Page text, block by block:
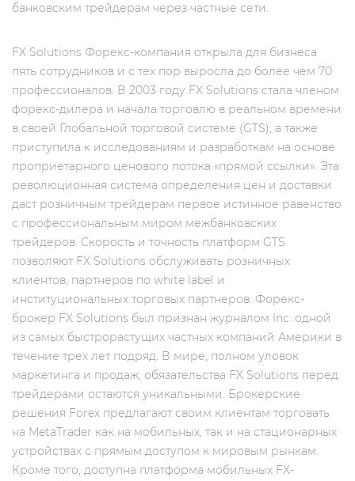
банковским трейдерам через частные сети.
FX Solutions Форекс-компания открыла для бизнеса
пять сотрудников и с тех пор выросла до более чем 70
профессионалов. В 2003 году FX Solutions стала членом
форекс-дилера и начала торговлю в реальном времени
в своей Глобальной торговой системе (GTS), а также
приступила к исследованиям и разработкам на основе
проприетарного ценового потока «прямой ссылки». Эта
революционная система определения цен и доставки
даст розничным трейдерам первое истинное равенство
с профессиональным миром межбанковских
трейдеров. Скорость и точность платформ GTS
позволяют FX Solutions обслуживать розничных
клиентов, партнеров по white label и
институциональных торговых партнеров. Форекс-
брокер FX Solutions был признан журналом Inc. одной
из самых быстрорастущих частных компаний Америки в
течение трех лет подряд. В мире, полном уловок
маркетинга и продаж, обязательства FX Solutions перед
трейдерами остаются уникальными. Брокерские
решения Forex предлагают своим клиентам торговать
на MetaTrader как на мобильных, так и на стационарных
устройствах с прямым доступом к мировым рынкам.
Кроме того, доступна платформа мобильных FX-